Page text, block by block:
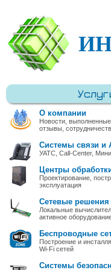
О компании
Новости, выполненные
отзывы,
Системы связи и
УАТС, Call-Center,
Центры
Проектирование,
эксплуатация
Сетевые решения
Локальные
активное
Беспроводные
Построение и
Wi-Fi сетей
Системы